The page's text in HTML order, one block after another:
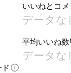
いいねとコ
データな
平均いいね数
データな